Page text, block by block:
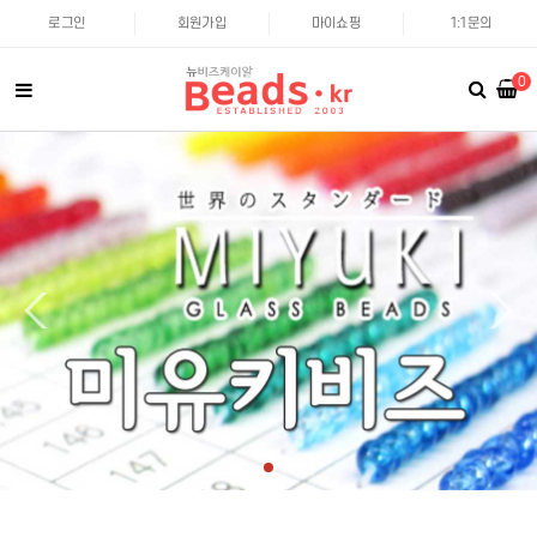
로그인 회원가입 마이쇼핑 1:1문의
0